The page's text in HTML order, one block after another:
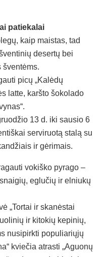
patiekalai
kaip maistas, tad
desertų bei
šventėms.
picų „Kalėdų
latte, karšto šokolado
13 d. iki sausio 6
serviruotą stalą su
ir gėrimais.
vokiško pyrago –
eglučių ir elniukų
„Tortai ir skanėstai
ir kitokių kepinių,
nusipirkti populiariųjų
kviečia atrasti „Aguonų